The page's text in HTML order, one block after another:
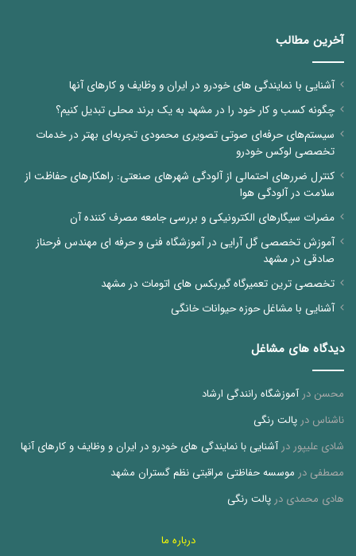
آخرین مطالب
آشنایی با نمایندگی های خودرو در ایران و وظایف و کارهای آنها
چگونه کسب و کار خود را در مشهد به یک برند محلی تبدیل کنیم؟
سیستم‌های حرفه‌ای صوتی تصویری محمودی تجربه‌ای بهتر در خدمات
تخصصی لوکس خودرو
کنترل ضررهای احتمالی از آلودگی شهرهای صنعتی: راهکارهای حفاظت از
سلامت در آلودگی هوا
مضرات سیگارهای الکترونیکی و بررسی جامعه مصرف کننده آن
آموزش تخصصی گل آرایی در آموزشگاه فنی و حرفه ای مهندس فرحناز
صادقی در مشهد
تخصصی ترین تعمیرگاه گیربکس های اتومات در مشهد
آشنایی با مشاغل حوزه حیوانات خانگی
دیدگاه های مشاغل
محسن درآموزشگاه رانندگی ارشاد
ناشناس در پالت رنگی
شادی علیپور درآشنایی با نمایندگی های خودرو در ایران و وظایف و کارهای آنها
مصطفی در موسسه حفاظتی مراقبتی نظم گستران مشهد
هادی محمدی در پالت رنگی
درباره ما